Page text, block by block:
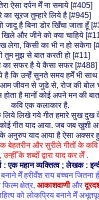
ऐसा दर्पन मेँ ना समाये [#405]
का सूरज तुम्हारे लिये है [#945]
जादू है बिना डोर खिँचा जाता हूँ
खिले और जीने को क्या चाहिये
लेगा, किसी का भी न हो सकेगा
तुम मुझ से बात करती हो [#11]
का सफर है ये कैसा सफर [#488]
है कि उन्हेँ सुनते समय हमेँ भी
जीवन से जुडे से, रोज की बोल
है मानोँ कोई अपने मन की
कवि एक कलाकार है.
लिये लिखे गये गीत हमारे सुख दुख
गीत याद आया. जब जब खुशी
के अनुरुप याद आया है ऐसा अक्सर
और सुरीले गीतोँ के कवि
उन्हीँ के शब्दोँ द्वारा याद कर लेँ .
: एक महान व्यक्तित्व ; लेखक :
मेँ हरीवँश राय बच्चन जितना
क्षेत्र, आकाशवाणीऔर
को लोकप्रिय बनाने मेँ